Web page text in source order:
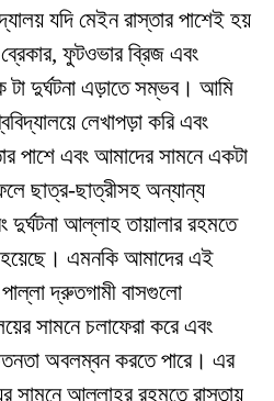
যদি মেইন রাস্তার পাশেই হয়
ফুটওভার ব্রিজ এবং
টা দুর্ঘটনা এড়াতে সম্ভব। আমি
লেখাপড়া করি এবং
পাশে এবং আমাদের সামনে একটা
ছাত্র-ছাত্রীসহ অন্যান্য
দুর্ঘটনা আল্লাহ তায়ালার রহমতে
এমনকি আমাদের এই
দ্রুতগামী বাসগুলো
সামনে চলাফেরা করে এবং
অবলম্বন করতে পারে। এর
সামনে আল্লাহর রহমতে রাস্তায়